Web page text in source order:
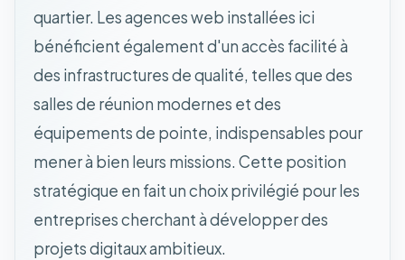
quartier. Les agences web installées ici
bénéficient également d'un accès facilité à
des infrastructures de qualité, telles que des
salles de réunion modernes et des
équipements de pointe, indispensables pour
mener à bien leurs missions. Cette position
stratégique en fait un choix privilégié pour les
entreprises cherchant à développer des
projets digitaux ambitieux.